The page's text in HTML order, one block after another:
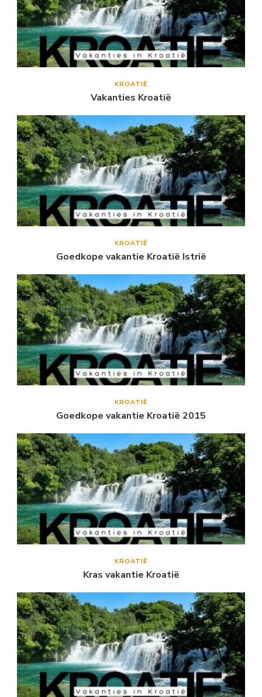
KROATIË
Vakanties Kroatië
KROATIË
Goedkope vakantie Kroatië Istrië
KROATIË
Goedkope vakantie Kroatië 2015
KROATIË
Kras vakantie Kroatië